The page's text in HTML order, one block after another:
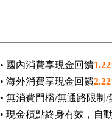
• 國內消費享現金回饋
• 海外消費享現金回饋
• 無消費門檻/無通路限制/
• 現金積點終身有效，自